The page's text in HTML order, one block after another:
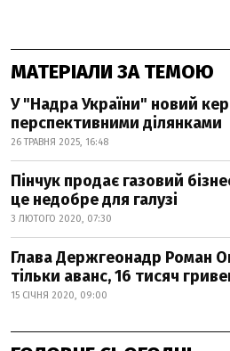
МАТЕРІАЛИ ЗА ТЕМОЮ
У "Надра України" новий
перспективними ділянками
26 ТРАВНЯ 2025, 16:48
Пінчук продає газовий
це недобре для галузі
3 ЛЮТОГО 2020, 07:30
Глава Держгеонадр Роман
тільки аванс, 16 тисяч
15 СІЧНЯ 2020, 09:00